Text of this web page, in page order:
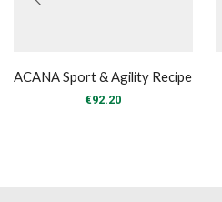
ACANA Sport & Agility Recipe
€92.20